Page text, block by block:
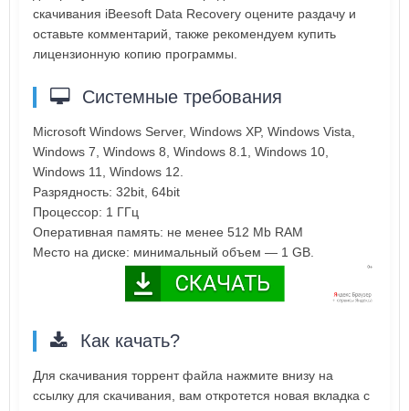
скачивания iBeesoft Data Recovery оцените раздачу и
оставьте комментарий, также рекомендуем купить
лицензионную копию программы.
Системные требования
Microsoft Windows Server, Windows XP, Windows Vista,
Windows 7, Windows 8, Windows 8.1, Windows 10,
Windows 11, Windows 12.
Разрядность: 32bit, 64bit
Процессор: 1 ГГц
Оперативная память: не менее 512 Mb RAM
Место на диске: минимальный объем — 1 GB.
Как качать?
Для скачивания торрент файла нажмите внизу на
ссылку для скачивания, вам откротется новая вкладка с